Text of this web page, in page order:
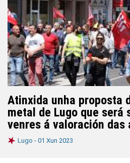
Atinxida unha proposta
metal de Lugo que será
venres á valoración das
Lugo - 01 Xun 2023